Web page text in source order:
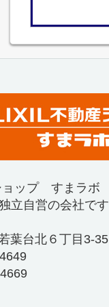
ョップ すまラボ
立自営の会社です
葉台北６丁目3-35